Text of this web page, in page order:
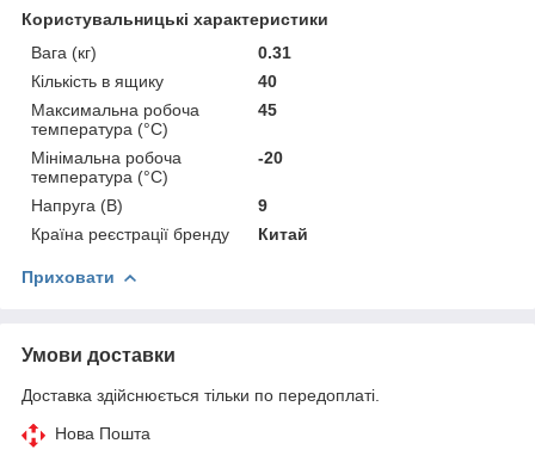
Користувальницькі характеристики
Вага (кг)
0.31
Кількість в ящику
40
Максимальна робоча
температура (°С)
45
Мінімальна робоча
температура (°С)
-20
Напруга (В)
9
Країна реєстрації бренду
Китай
Приховати
Умови доставки
Доставка здійснюється тільки по передоплаті.
Нова Пошта